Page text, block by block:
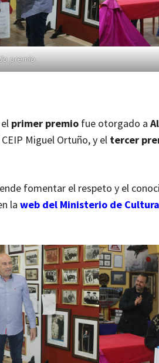
premio.
primer premio fue otorgado a
Miguel Ortuño, y el tercer
fomentar el respeto y el
la web del Ministerio de